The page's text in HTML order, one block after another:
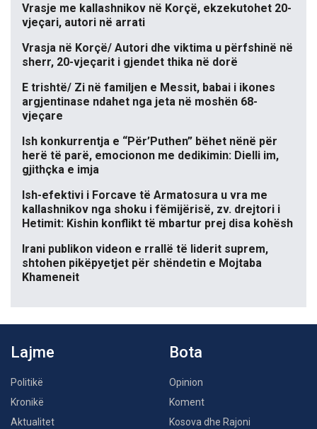
Vrasje me kallashnikov në Korçë, ekzekutohet 20-
vjeçari, autori në arrati
Vrasja në Korçë/ Autori dhe viktima u përfshinë në
sherr, 20-vjeçarit i gjendet thika në dorë
E trishtë/ Zi në familjen e Messit, babai i ikones
argjentinase ndahet nga jeta në moshën 68-
vjeçare
Ish konkurrentja e “Për’Puthen” bëhet nënë për
herë të parë, emocionon me dedikimin: Dielli im,
gjithçka e imja
Ish-efektivi i Forcave të Armatosura u vra me
kallashnikov nga shoku i fëmijërisë, zv. drejtori i
Hetimit: Kishin konflikt të mbartur prej disa kohësh
Irani publikon videon e rrallë të liderit suprem,
shtohen pikëpyetjet për shëndetin e Mojtaba
Khameneit
Lajme
Politikë
Kronikë
Aktualitet
Bota
Opinion
Koment
Kosova dhe Rajoni